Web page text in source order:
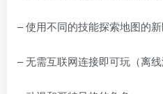
– 使用不同的技能探索地图的
– 无需互联网连接即可玩（离线